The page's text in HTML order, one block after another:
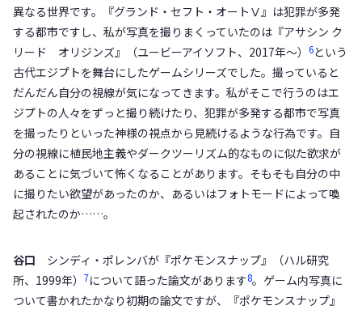
異なる世界です。『グランド・セフト・オートⅤ』は犯罪が多発
する都市ですし、私が写真を撮りまくっていたのは『アサシン ク
リード オリジンズ』（ユービーアイソフト、2017年〜） 6という
古代エジプトを舞台にしたゲームシリーズでした。撮っていると
だんだん自分の視線が気になってきます。私がそこで行うのはエ
ジプトの人々をずっと撮り続けたり、犯罪が多発する都市で写真
を撮ったりといった神様の視点から見続けるような行為です。自
分の視線に植民地主義やダークツーリズム的なものに似た欲求が
あることに気づいて怖くなることがあります。そもそも自分の中
に撮りたい欲望があったのか、あるいはフォトモードによって喚
起されたのか……。
谷口 シンディ・ポレンバが『ポケモンスナップ』（ハル研究
所、1999年） 7について語った論文があります8。ゲーム内写真に
ついて書かれたかなり初期の論文ですが、『ポケモンスナップ』